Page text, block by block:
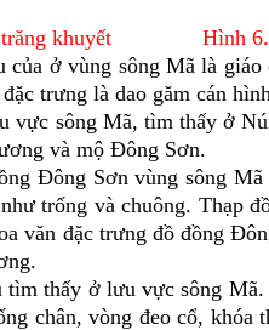
khuyết
Hình
của ở vùng sông Mã là
trưng là dao găm cán
vực sông Mã, tìm thấy ở
và mộ Đông Sơn.
Đông Sơn vùng sông
trống và chuông. Thạp
văn đặc trưng đồ đồng
tìm thấy ở lưu vực sông
chân, vòng đeo cổ,